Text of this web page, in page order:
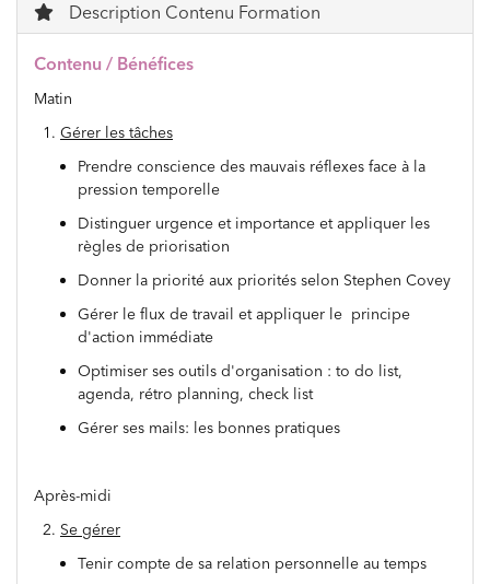
Description Contenu Formation
Contenu / Bénéfices
Matin
1. Gérer les tâches
Prendre conscience des mauvais réflexes face à la
pression temporelle
Distinguer urgence et importance et appliquer les
règles de priorisation
Donner la priorité aux priorités selon Stephen Covey
Gérer le flux de travail et appliquer le principe
d'action immédiate
Optimiser ses outils d'organisation : to do list,
agenda, rétro planning, check list
Gérer ses mails: les bonnes pratiques
Après-midi
2. Se gérer
Tenir compte de sa relation personnelle au temps